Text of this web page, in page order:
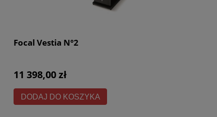
Focal Vestia N°2
11 398,00 zł
DODAJ DO KOSZYKA